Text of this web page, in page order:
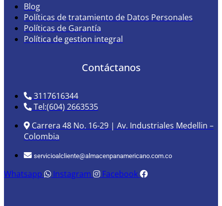
Blog
Políticas de tratamiento de Datos Personales
Políticas de Garantía
Política de gestion integral
Contáctanos
3117616344
Tel:(604) 2663535
Carrera 48 No. 16-29 | Av. Industriales Medellin –
Colombia
servicioalcliente@almacenpanamericano.com.co
Whatsapp Instagram Facebook